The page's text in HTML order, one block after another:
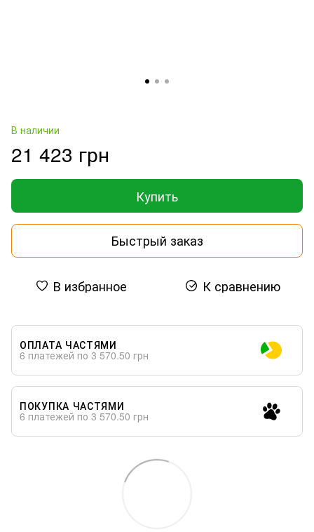
В наличии
21 423 грн
Купить
Быстрый заказ
В избранное К сравнению
ОПЛАТА ЧАСТЯМИ
6 платежей по 3 570.50 грн
ПОКУПКА ЧАСТЯМИ
6 платежей по 3 570.50 грн